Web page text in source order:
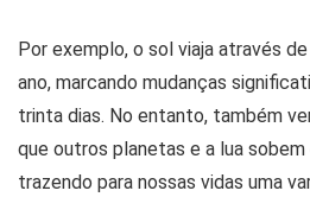
Por exemplo, o sol viaja através
ano, marcando mudanças
trinta dias. No entanto, também
que outros planetas e a lua sobem
trazendo para nossas vidas uma